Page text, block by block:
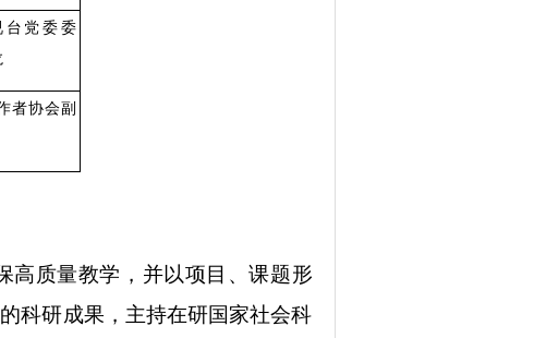
台党委委
者协会副
高质量教学，并以项目、课题形
科研成果，主持在研国家社会科